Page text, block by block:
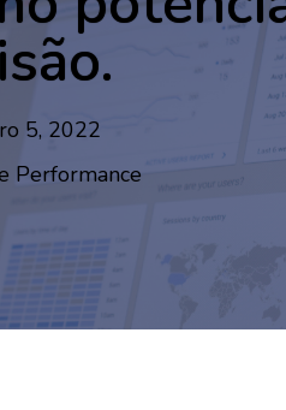
5, 2022
Performance